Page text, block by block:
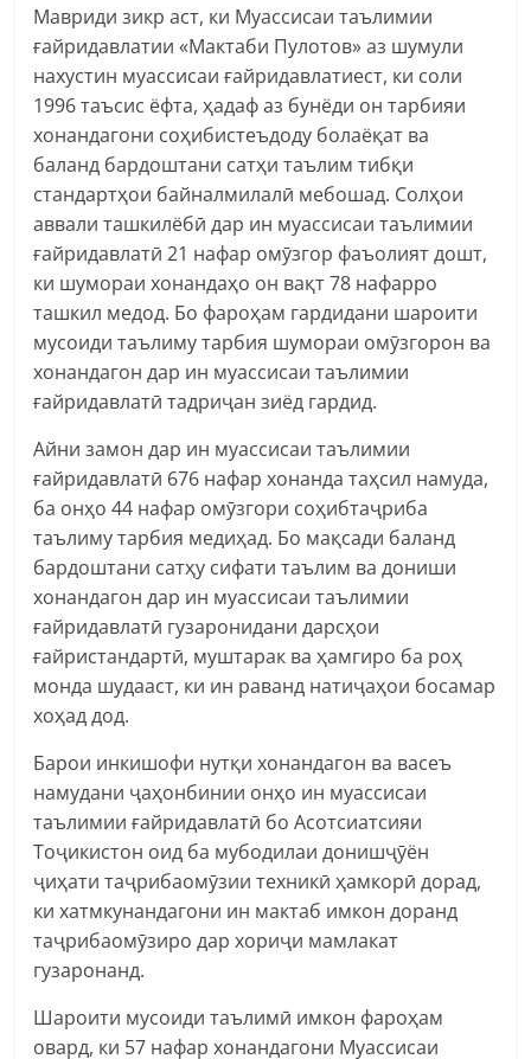
Мавриди зикр аст, ки Муассисаи таълимии
ғайридавлатии «Мактаби Пулотов» аз шумули
нахустин муассисаи ғайридавлатиест, ки соли
1996 таъсис ёфта, ҳадаф аз бунёди он тарбияи
хонандагони соҳибистеъдоду болаёқат ва
баланд бардоштани сатҳи таълим тибқи
стандартҳои байналмилалӣ мебошад. Солҳои
аввали ташкилёбӣ дар ин муассисаи таълимии
ғайридавлатӣ 21 нафар омӯзгор фаъолият дошт,
ки шумораи хонандаҳо он вақт 78 нафарро
ташкил медод. Бо фароҳам гардидани шароити
мусоиди таълиму тарбия шумораи омӯзгорон ва
хонандагон дар ин муассисаи таълимии
ғайридавлатӣ тадриҷан зиёд гардид.
Айни замон дар ин муассисаи таълимии
ғайридавлатӣ 676 нафар хонанда таҳсил намуда,
ба онҳо 44 нафар омӯзгори соҳибтаҷриба
таълиму тарбия медиҳад. Бо мақсади баланд
бардоштани сатҳу сифати таълим ва дониши
хонандагон дар ин муассисаи таълимии
ғайридавлатӣ гузаронидани дарсҳои
ғайристандартӣ, муштарак ва ҳамгиро ба роҳ
монда шудааст, ки ин раванд натиҷаҳои босамар
хоҳад дод.
Барои инкишофи нутқи хонандагон ва васеъ
намудани ҷаҳонбинии онҳо ин муассисаи
таълимии ғайридавлатӣ бо Асотсиатсияи
Тоҷикистон оид ба мубодилаи донишҷӯён
ҷиҳати таҷрибаомӯзии техникӣ ҳамкорӣ дорад,
ки хатмкунандагони ин мактаб имкон доранд
таҷрибаомӯзиро дар хориҷи мамлакат
гузаронанд.
Шароити мусоиди таълимӣ имкон фароҳам
овард, ки 57 нафар хонандагони Муассисаи